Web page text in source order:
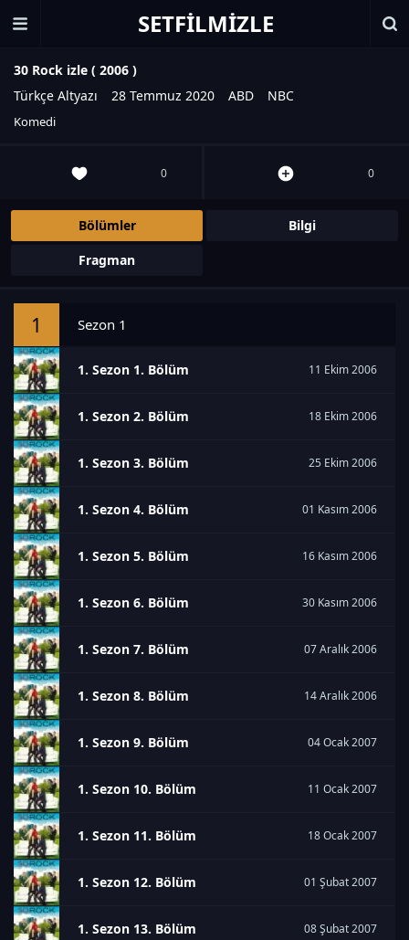
SETFILMIZLE
30 Rock izle ( 2006 )
Türkçe Altyazı
28 Temmuz 2020 ABD NBC
Komedi
0 0
Bölümler
Bilgi
Fragman
1 Sezon 1
1. Sezon 1. Bölüm 11 Ekim 2006
1. Sezon 2. Bölüm 18 Ekim 2006
1. Sezon 3. Bölüm 25 Ekim 2006
1. Sezon 4. Bölüm 01 Kasım 2006
1. Sezon 5. Bölüm 16 Kasım 2006
1. Sezon 6. Bölüm 30 Kasım 2006
1. Sezon 7. Bölüm 07 Aralık 2006
1. Sezon 8. Bölüm 14 Aralık 2006
1. Sezon 9. Bölüm 04 Ocak 2007
1. Sezon 10. Bölüm 11 Ocak 2007
1. Sezon 11. Bölüm 18 Ocak 2007
1. Sezon 12. Bölüm 01 Şubat 2007
1. Sezon 13. Bölüm 08 Şubat 2007